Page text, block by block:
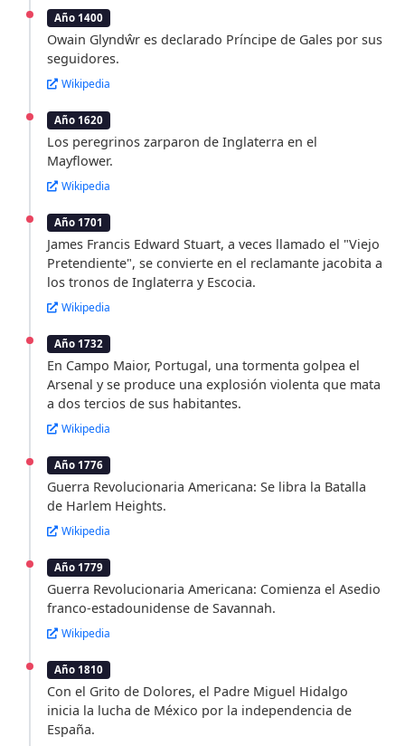
Año 1400
Owain Glyndŵr es declarado Príncipe de Gales por sus
seguidores.
Wikipedia
Año 1620
Los peregrinos zarparon de Inglaterra en el
Mayflower.
Wikipedia
Año 1701
James Francis Edward Stuart, a veces llamado el "Viejo
Pretendiente", se convierte en el reclamante jacobita a
los tronos de Inglaterra y Escocia.
Wikipedia
Año 1732
En Campo Maior, Portugal, una tormenta golpea el
Arsenal y se produce una explosión violenta que mata
a dos tercios de sus habitantes.
Wikipedia
Año 1776
Guerra Revolucionaria Americana: Se libra la Batalla
de Harlem Heights.
Wikipedia
Año 1779
Guerra Revolucionaria Americana: Comienza el Asedio
franco-estadounidense de Savannah.
Wikipedia
Año 1810
Con el Grito de Dolores, el Padre Miguel Hidalgo
inicia la lucha de México por la independencia de
España.